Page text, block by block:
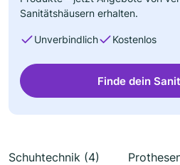
Sanitätshäusern erhalten.
Unverbindlich Kostenlos
Finde dein
Schuhtechnik (4)